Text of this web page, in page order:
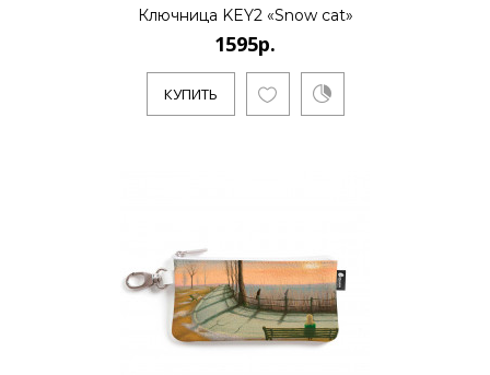
Ключница KEY2 «Snow cat»
1595р.
КУПИТЬ